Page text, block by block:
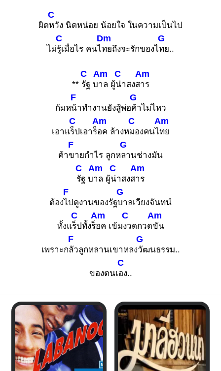
ผิด
C
หวัง นิดหน่อย น้อยใจ ในความเป็นไป
ไม่
C
รู้เมื่อไร คนไ
Dm
ทยถึงจะรักของไ
G
ทย..
**
C
รัฐ บ
Am
าล ผู้
C
น่าสงส
Am
าร
ก้มห
F
น้าทำงานยังสู้พ่อ
G
ค้าไม่ไหว
เอาแ
C
ร็ปเอาร็
Am
อค ล้างห
C
มองคนไ
Am
ทย
ค้า
F
ขายกำไร ลูกห
G
ลานช่างมัน
C
รัฐ บ
Am
าล ผู้
C
น่าสงส
Am
าร
ต้อง
F
ไปดูงานของรัฐ
G
บาลเวียงจันทน์
ทั้งแ
C
ร็ปทั้งร็
Am
อค เข้ม
C
งวดกวด
Am
ขัน
เพราะก
F
ลัวลูกหลานเขาหลง
G
วัฒนธรรม..
ของตนเ
C
อง..